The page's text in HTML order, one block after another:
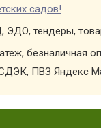
садов!
ЭДО, тендеры,
безналичная
ПВЗ Яндекс